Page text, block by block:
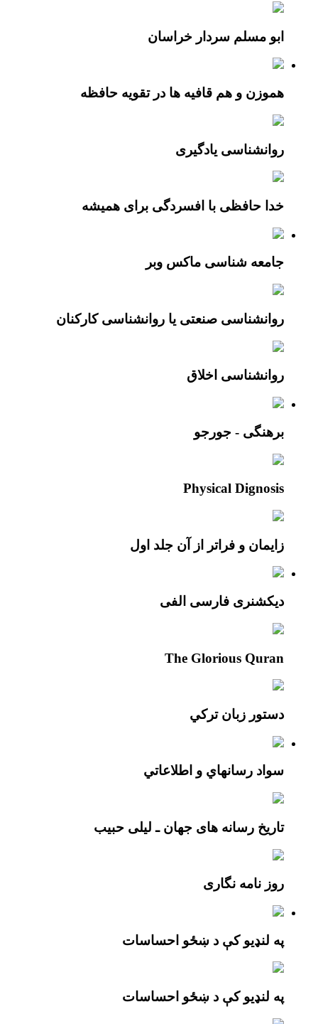
ابو مسلم سردار خراسان
هموزن و هم قافیه ها در تقویه حافظه
روانشناسی یادگیری
خدا حافظی با افسردگی برای همیشه
جامعه شناسی ماکس وبر
روانشناسی صنعتی یا روانشناسی کارکنان
روانشناسی اخلاق
برهنگی - جورجو
Physical Dignosis
زایمان و فراتر از آن جلد اول
دیکشنری فارسی الفی
The Glorious Quran
دستور زبان تركي
سواد رسانهاي و اطلاعاتي
تاریخ رسانه های جهان ـ لیلی حبیب
روز نامه نگاری
په لنډیو کې د ښځو احساسات
په لنډیو کې د ښځو احساسات